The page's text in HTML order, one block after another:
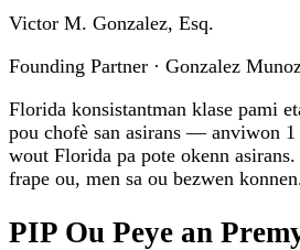
Victor M. Gonzalez, Esq.
Founding Partner · Gonzalez
Florida konsistantman klase pami
pou chofè san asirans — anviwon 1
wout Florida pa pote okenn
frape ou, men sa ou bezwen
PIP Ou Peye an